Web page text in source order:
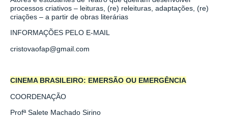
processos criativos – leituras, (re) releituras, adaptações, (re)
criações – a partir de obras literárias
INFORMAÇÕES PELO E-MAIL
cristovaofap@gmail.com
CINEMA BRASILEIRO: EMERSÃO OU EMERGÊNCIA
COORDENAÇÃO
Profª Salete Machado Sirino